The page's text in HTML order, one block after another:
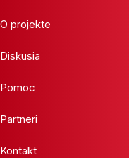
O projekte
Diskusia
Pomoc
Partneri
Kontakt